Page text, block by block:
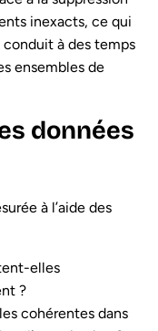
inexacts, ce qui
à des temps
ensembles de
données
à l’aide des
elles
?
cohérentes dans